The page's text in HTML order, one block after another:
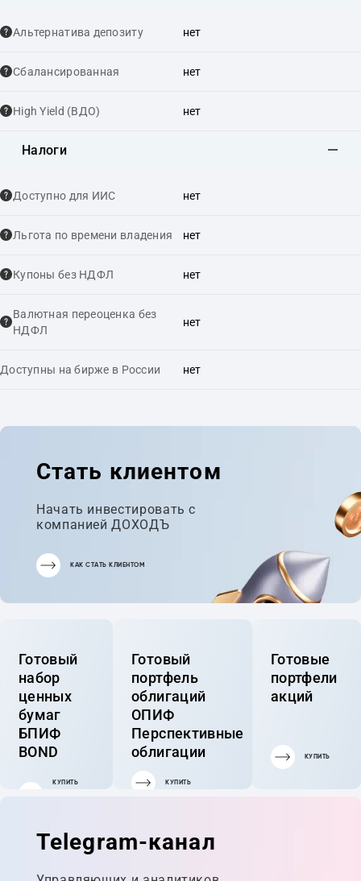
Альтернатива депозиту нет
Сбалансированная нет
High Yield (ВДО) нет
Налоги
Доступно для ИИС нет
Льгота по времени владения нет
Купоны без НДФЛ нет
Валютная переоценка без
НДФЛ
нет
Доступны на бирже в России нет
Стать клиентом
Начать инвестировать с
компанией ДОХОДЪ
КАК СТАТЬ КЛИЕНТОМ
Готовый
набор
ценных
бумаг
БПИФ
BOND
КУПИТЬ
Готовый
портфель
облигаций
ОПИФ
Перспективные
облигации
КУПИТЬ
Готовые
портфели
акций
КУПИТЬ
Telegram-канал